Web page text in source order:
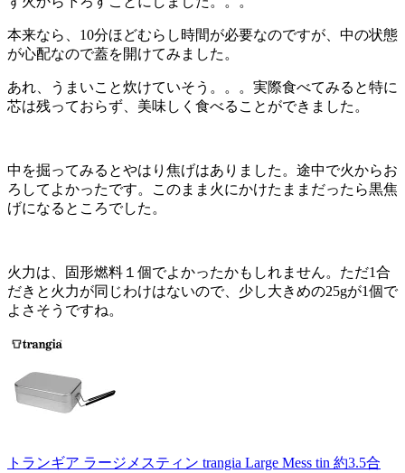
本来なら、10分ほどむらし時間が必要なのですが、中の状態
が心配なので蓋を開けてみました。
あれ、うまいこと炊けていそう。。。実際食べてみると特に
芯は残っておらず、美味しく食べることができました。
中を掘ってみるとやはり焦げはありました。途中で火からお
ろしてよかったです。このまま火にかけたままだったら黒焦
げになるところでした。
火力は、固形燃料１個でよかったかもしれません。ただ1合
だきと火力が同じわけはないので、少し大きめの25gが1個で
よさそうですね。
トランギア ラージメスティン trangia Large Mess tin 約3.5合